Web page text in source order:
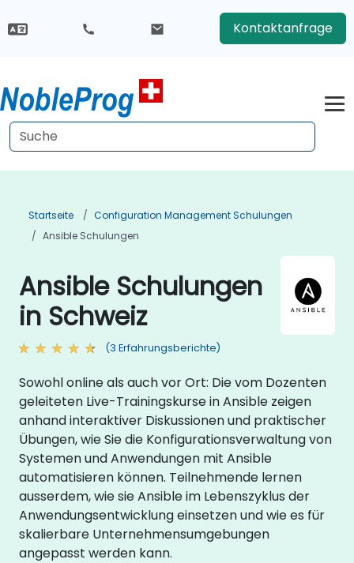
Kontaktanfrage
Startseite
Configuration Management Schulungen
Ansible Schulungen
Ansible Schulungen
in Schweiz
(3 Erfahrungsberichte)
Sowohl online als auch vor Ort: Die vom Dozenten
geleiteten Live-Trainingskurse in Ansible zeigen
anhand interaktiver Diskussionen und praktischer
Übungen, wie Sie die Konfigurationsverwaltung von
Systemen und Anwendungen mit Ansible
automatisieren können. Teilnehmende lernen
ausserdem, wie sie Ansible im Lebenszyklus der
Anwendungsentwicklung einsetzen und wie es für
skalierbare Unternehmensumgebungen
angepasst werden kann.